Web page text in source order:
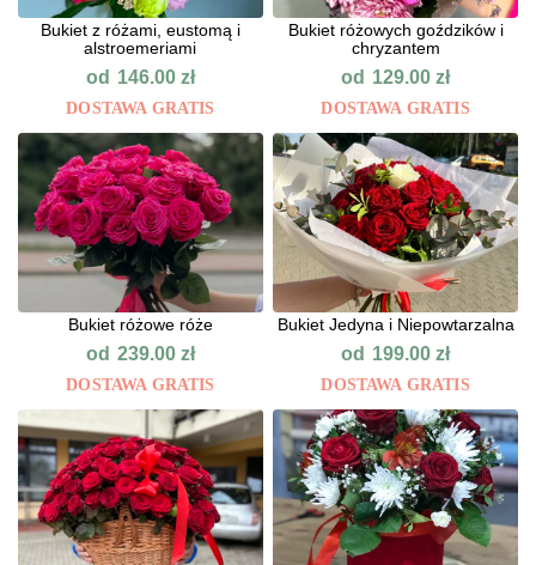
Bukiet z różami, eustomą i
alstroemeriami
od 146.00 zł
DOSTAWA GRATIS
Bukiet różowych goździków i
chryzantem
od 129.00zł
DOSTAWA GRATIS
Bukiet różowe róże
od 239.00 zł
DOSTAWA GRATIS
Bukiet Jedyna i Niepowtarzalna
od 199.00zł
DOSTAWA GRATIS